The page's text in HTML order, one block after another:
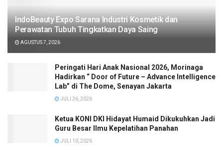
IndoBeauty Expo Sarana Industri Kosmetik dan
Perawatan Tubuh Tingkatkan Daya Saing
AGUSTUS 7, 2026
Peringati Hari Anak Nasional 2026, Morinaga
Hadirkan “ Door of Future – Advance Intelligence
Lab” di The Dome, Senayan Jakarta
JULI 26, 2026
Ketua KONI DKI Hidayat Humaid Dikukuhkan Jadi
Guru Besar Ilmu Kepelatihan Panahan
JULI 10, 2026